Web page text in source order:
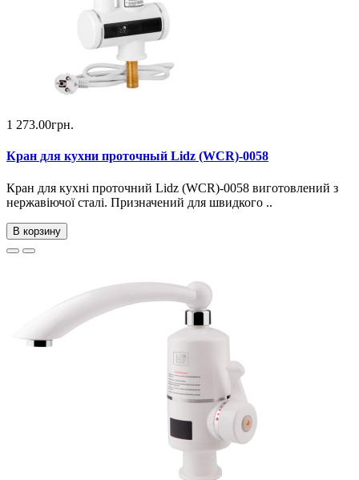
1 273.00грн.
Кран для кухни проточный Lidz (WCR)-0058
Кран для кухні проточний Lidz (WCR)-0058 виготовлений з
нержавіючої сталі. Призначений для швидкого ..
В корзину